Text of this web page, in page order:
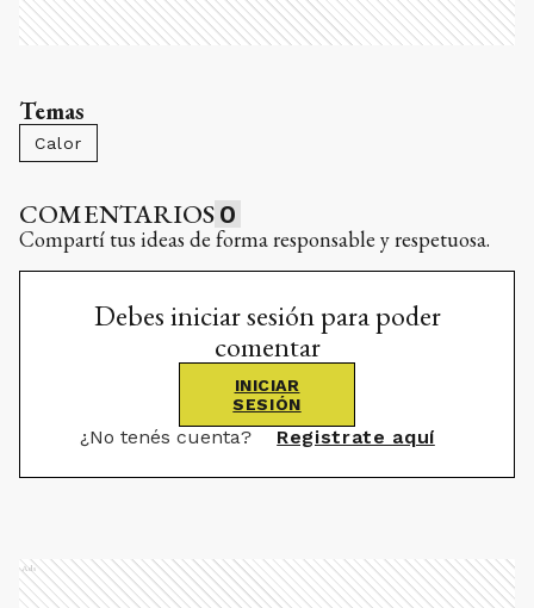
Temas
Calor
COMENTARIOS 0
Compartí tus ideas de forma responsable y respetuosa.
Debes iniciar sesión para poder
comentar
INICIAR
SESIÓN
¿No tenés cuenta? Registrate aquí
Ads